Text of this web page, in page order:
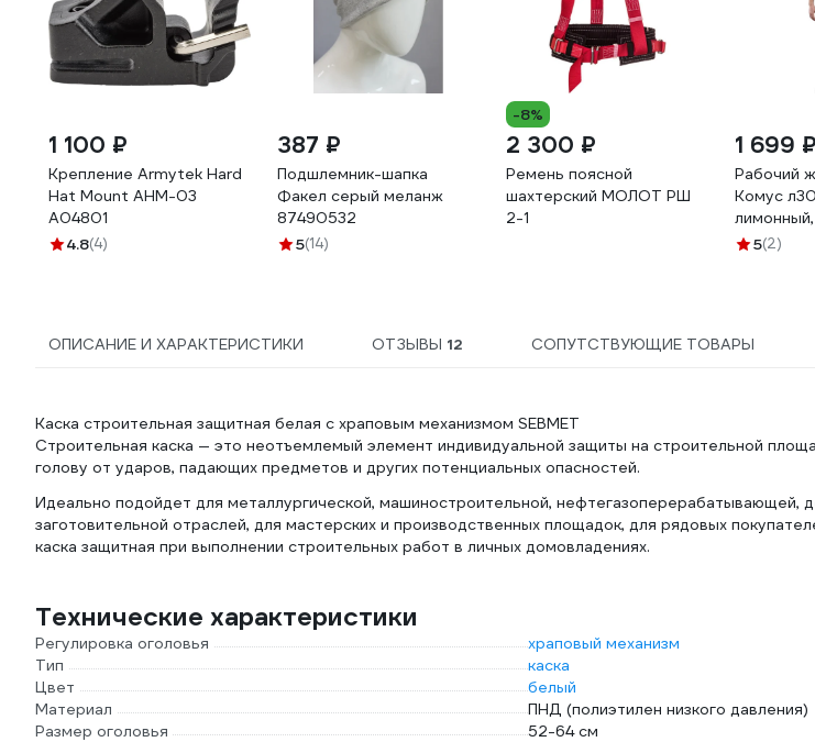
1 100 ₽
Крепление Armytek Hard
Hat Mount AHM-03
A04801
4.8(4)
387 ₽
Подшлемник-шапка
Факел серый меланж
87490532
5(14)
-8%
2 300 ₽
Ремень поясной
шахтерский МОЛОТ РШ
2-1
1 699 ₽
Рабочий
Комус
176 1263813
5(2)
ОПИСАНИЕ И ХАРАКТЕРИСТИКИ ОТЗЫВЫ 12 СОПУТСТВУЮЩИЕ ТОВАРЫ
Каска строительная защитная белая с храповым механизмом SEBMET
Строительная каска — это неотъемлемый элемент индивидуальной защиты на строительной
голову от ударов, падающих предметов и других потенциальных опасностей.
Идеально подойдет для металлургической, машиностроительной, нефтегазоперерабатывающей,
заготовительной отраслей, для мастерских и производственных площадок, для рядовых
каска защитная при выполнении строительных работ в личных домовладениях.
Технические характеристики
Регулировка оголовья
храповый механизм
Тип
каска
Цвет
белый
Материал
ПНД (полиэтилен низкого давления)
Размер оголовья
52-64 см